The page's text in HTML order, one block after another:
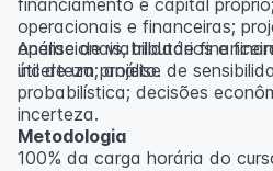
financiamento e capital
operacionais e financeiras;
operacionais, tributários e
útil de um projeto.
Análise de viabilidade
incerteza; análise de
probabilística; decisões
incerteza.
Metodologia
100% da carga horária do